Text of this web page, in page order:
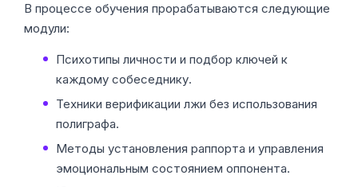
В процессе обучения прорабатываются следующие
модули:
Психотипы личности и подбор ключей к
каждому собеседнику.
Техники верификации лжи без использования
полиграфа.
Методы установления раппорта и управления
эмоциональным состоянием оппонента.